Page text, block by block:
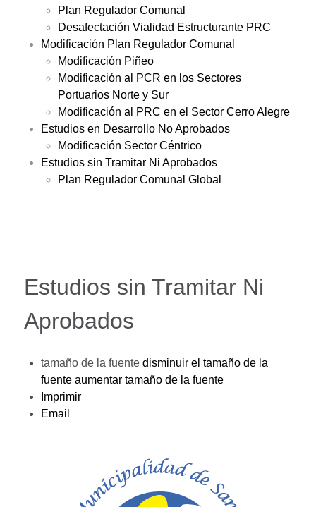
Plan Regulador Comunal
Desafectación Vialidad Estructurante PRC
Modificación Plan Regulador Comunal
Modificación Piñeo
Modificación al PCR en los Sectores
Portuarios Norte y Sur
Modificación al PRC en el Sector Cerro Alegre
Estudios en Desarrollo No Aprobados
Modificación Sector Céntrico
Estudios sin Tramitar Ni Aprobados
Plan Regulador Comunal Global
Estudios sin Tramitar Ni
Aprobados
tamaño de la fuente disminuir el tamaño de la
fuente aumentar tamaño de la fuente
Imprimir
Email